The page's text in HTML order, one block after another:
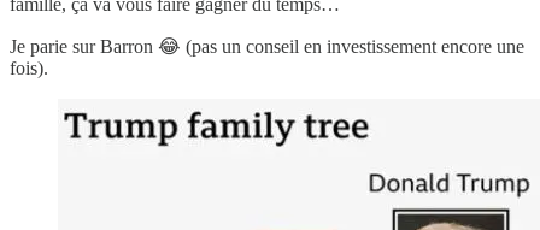
famille, ça va vous faire gagner du temps…
Je parie sur Barron 😂 (pas un conseil en investissement encore une
fois).